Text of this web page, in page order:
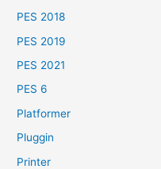
PES 2018
PES 2019
PES 2021
PES 6
Platformer
Pluggin
Printer